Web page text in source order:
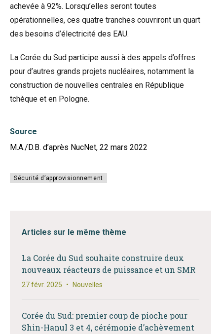
achevée à 92%. Lorsqu’elles seront toutes
opérationnelles, ces quatre tranches couvriront un quart
des besoins d’électricité des EAU.
La Corée du Sud participe aussi à des appels d’offres
pour d’autres grands projets nucléaires, notamment la
construction de nouvelles centrales en République
tchèque et en Pologne.
Source
M.A./D.B. d’après NucNet, 22 mars 2022
Sécurité d’approvisionnement
Articles sur le même thème
La Corée du Sud souhaite construire deux
nouveaux réacteurs de puissance et un SMR
27 févr. 2025 • Nouvelles
Corée du Sud: premier coup de pioche pour
Shin-Hanul 3 et 4, cérémonie d’achèvement